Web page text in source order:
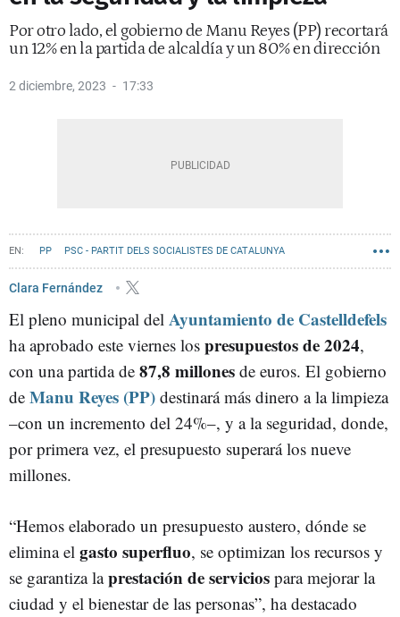
Por otro lado, el gobierno de Manu Reyes (PP) recortará
un 12% en la partida de alcaldía y un 80% en dirección
2 diciembre, 2023 17:33
PP PSC - PARTIT DELS SOCIALISTES DE CATALUNYA
CASTELLDEFELS - NOTICIAS
Clara Fernández
El pleno municipal del Ayuntamiento de Castelldefels
ha aprobado este viernes los presupuestos de 2024,
con una partida de 87,8 millones de euros. El gobierno
de Manu Reyes (PP) destinará más dinero a la limpieza
–con un incremento del 24%–, y a la seguridad, donde,
por primera vez, el presupuesto superará los nueve
millones.
“Hemos elaborado un presupuesto austero, dónde se
elimina el gasto superfluo, se optimizan los recursos y
se garantiza laprestación de servicios para mejorar la
ciudad y el bienestar de las personas”, ha destacado